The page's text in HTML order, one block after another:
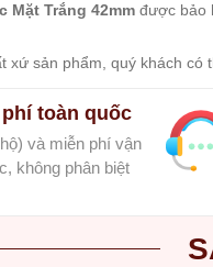
Mặt Trắng 42mm được bảo
xứ sản phẩm, quý khách
toàn quốc
và miễn phí vận
không phân biệt